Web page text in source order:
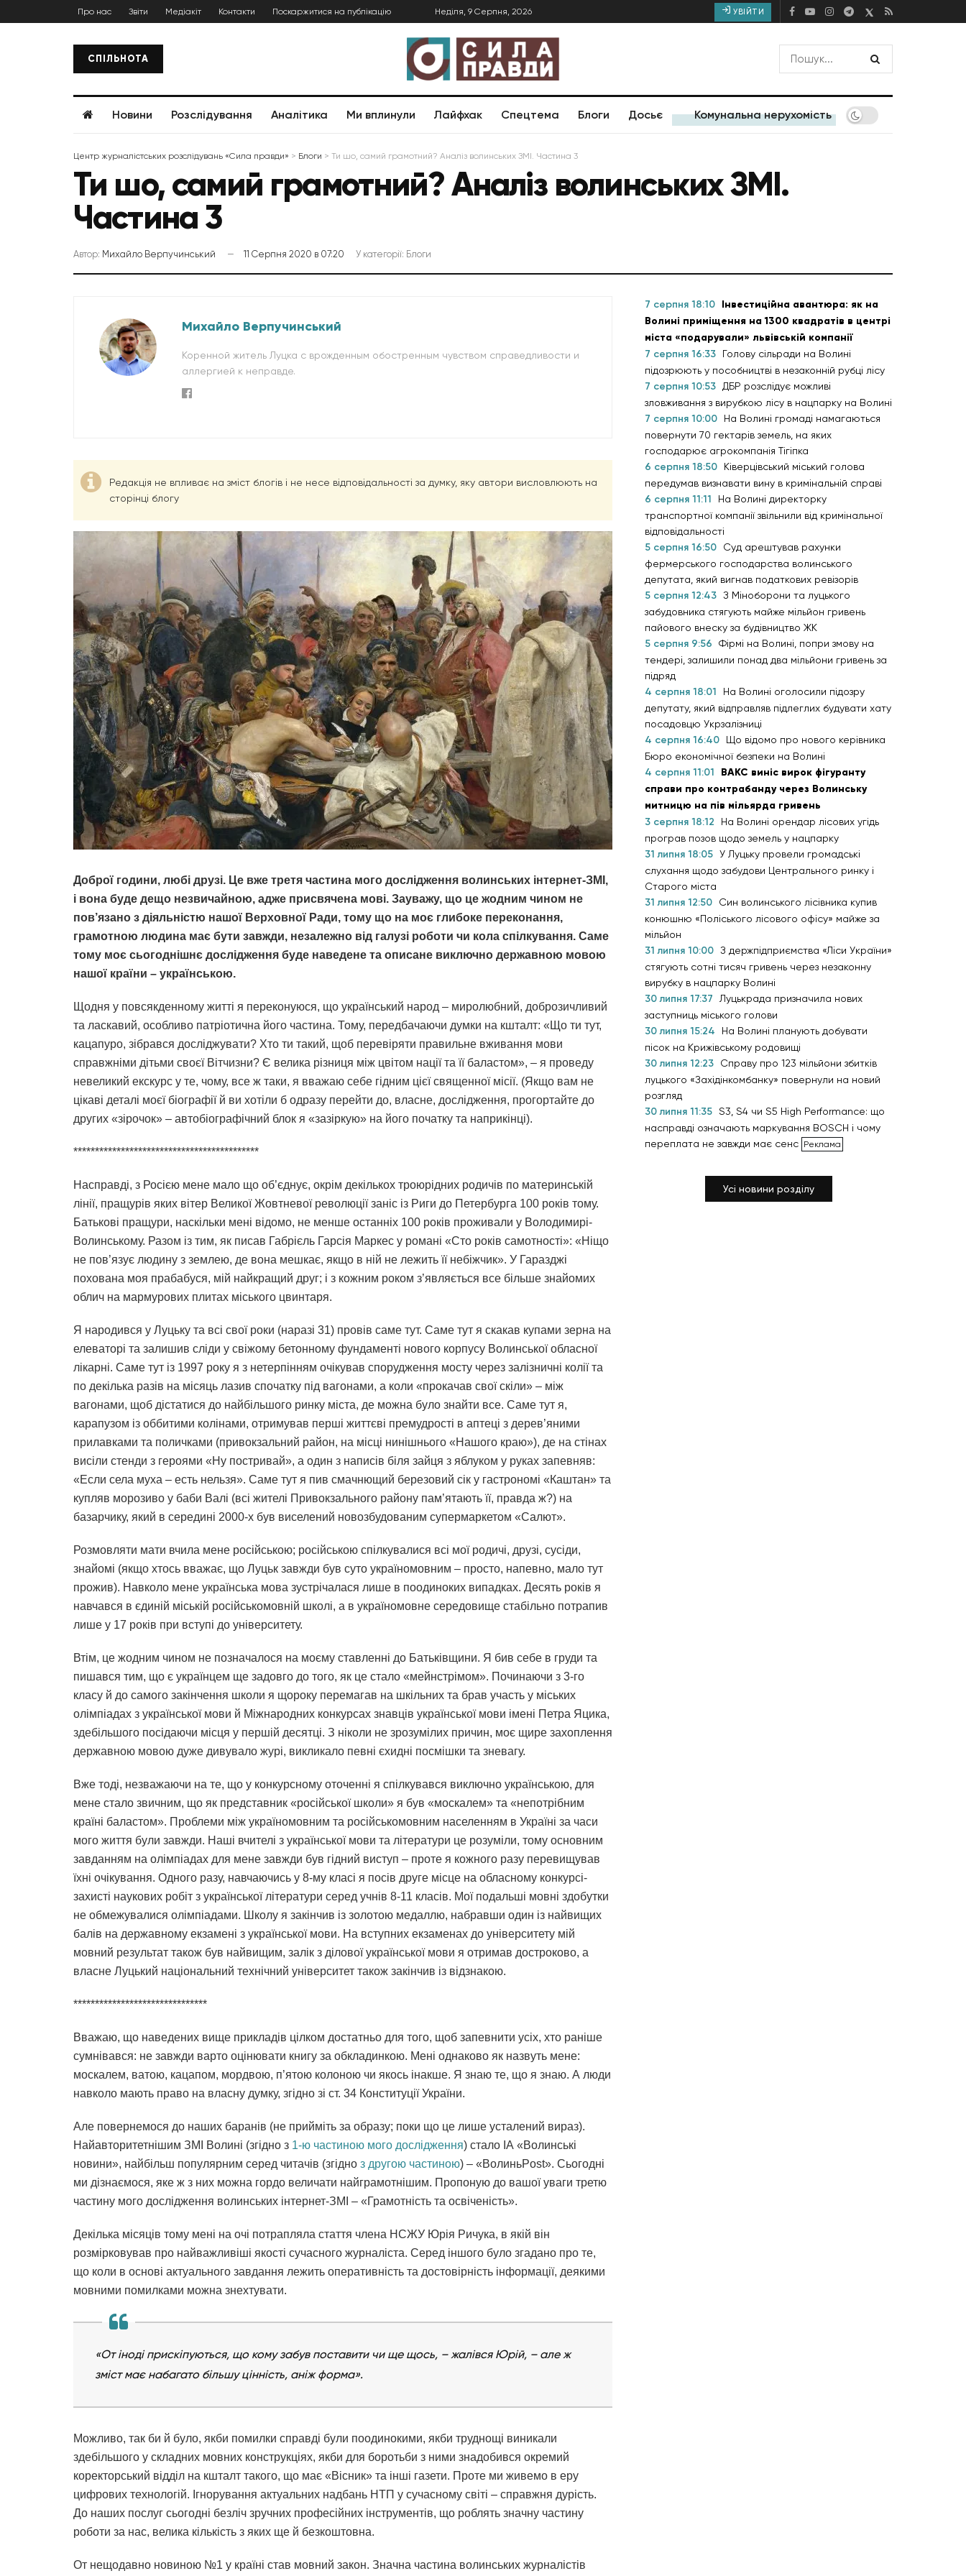
Про нас Звіти Медіакіт Контакти Поскаржитися на публікацію Неділя, 9 Серпня, 2026 УВІЙТИ
СПІЛЬНОТА
Новини Розслідування Аналітика Ми вплинули Лайфхак Спецтема Блоги Досьє Комунальна нерухомість
Центр журналістських розслідувань «Сила правди» > Блоги > Ти шо, самий грамотний? Аналіз волинських ЗМІ. Частина 3
Ти шо, самий грамотний? Аналіз волинських ЗМІ.
Частина 3
Автор: Михайло Верпучинський 11 Серпня 2020 в 07:20 У категорії: Блоги
Михайло Верпучинський
Коренной житель Луцка с врожденным обостренным чувством справедливости и
аллергией к неправде.
Редакція не впливає на зміст блогів і не несе відповідальності за думку, яку автори висловлюють на
сторінці блогу
Доброї години, любі друзі. Це вже третя частина мого дослідження волинських інтернет-ЗМІ,
і вона буде дещо незвичайною, адже присвячена мові. Зауважу, що це жодним чином не
пов’язано з діяльністю нашої Верховної Ради, тому що на моє глибоке переконання,
грамотною людина має бути завжди, незалежно від галузі роботи чи кола спілкування. Саме
тому моє сьогоднішнє дослідження буде наведене та описане виключно державною мовою
нашої країни – українською.
Щодня у повсякденному житті я переконуюся, що український народ – миролюбний, доброзичливий
та ласкавий, особливо патріотична його частина. Тому, передбачаючи думки на кшталт: «Що ти тут,
кацапуро, зібрався досліджувати? Хто ти такий, щоб перевіряти правильне вживання мови
справжніми дітьми своєї Вітчизни? Є велика різниця між цвітом нації та її баластом», – я проведу
невеликий екскурс у те, чому, все ж таки, я вважаю себе гідним цієї священної місії. (Якщо вам не
цікаві деталі моєї біографії й ви хотіли б одразу перейти до, власне, дослідження, прогортайте до
других «зірочок» – автобіографічний блок я «зазіркую» на його початку та наприкінці).
*******************************************
Насправді, з Росією мене мало що об’єднує, окрім декількох троюрідних родичів по материнській
лінії, пращурів яких вітер Великої Жовтневої революції заніс із Риги до Петербурга 100 років тому.
Батькові пращури, наскільки мені відомо, не менше останніх 100 років проживали у Володимирі-
Волинському. Разом із тим, як писав Габрієль Гарсія Маркес у романі «Сто років самотності»: «Ніщо
не пов’язує людину з землею, де вона мешкає, якщо в ній не лежить її небіжчик». У Гаразджі
похована моя прабабуся, мій найкращий друг; і з кожним роком з’являється все більше знайомих
облич на мармурових плитах міського цвинтаря.
Я народився у Луцьку та всі свої роки (наразі 31) провів саме тут. Саме тут я скакав купами зерна на
елеваторі та залишив сліди у свіжому бетонному фундаменті нового корпусу Волинської обласної
лікарні. Саме тут із 1997 року я з нетерпінням очікував спорудження мосту через залізничні колії та
по декілька разів на місяць лазив спочатку під вагонами, а коли «прокачав свої скіли» – між
вагонами, щоб дістатися до найбільшого ринку міста, де можна було знайти все. Саме тут я,
карапузом із оббитими колінами, отримував перші життєві премудрості в аптеці з дерев’яними
прилавками та поличками (привокзальний район, на місці нинішнього «Нашого краю»), де на стінах
висіли стенди з героями «Ну постривай», а один з написів біля зайця з яблуком у руках запевняв:
«Если села муха – есть нельзя». Саме тут я пив смачнющий березовий сік у гастрономі «Каштан» та
купляв морозиво у баби Валі (всі жителі Привокзального району пам’ятають її, правда ж?) на
базарчику, який в середині 2000-х був виселений новозбудованим супермаркетом «Салют».
Розмовляти мати вчила мене російською; російською спілкувалися всі мої родичі, друзі, сусіди,
знайомі (якщо хтось вважає, що Луцьк завжди був суто україномовним – просто, напевно, мало тут
прожив). Навколо мене українська мова зустрічалася лише в поодиноких випадках. Десять років я
навчався в єдиній міській російськомовній школі, а в україномовне середовище стабільно потрапив
лише у 17 років при вступі до університету.
Втім, це жодним чином не позначалося на моєму ставленні до Батьківщини. Я бив себе в груди та
пишався тим, що є українцем ще задовго до того, як це стало «мейнстрімом». Починаючи з 3-го
класу й до самого закінчення школи я щороку перемагав на шкільних та брав участь у міських
олімпіадах з української мови й Міжнародних конкурсах знавців української мови імені Петра Яцика,
здебільшого посідаючи місця у першій десятці. З ніколи не зрозумілих причин, моє щире захоплення
державною мовою дуже дивувало журі, викликало певні єхидні посмішки та зневагу.
Вже тоді, незважаючи на те, що у конкурсному оточенні я спілкувався виключно українською, для
мене стало звичним, що як представник «російської школи» я був «москалем» та «непотрібним
країні баластом». Проблеми між україномовним та російськомовним населенням в Україні за часи
мого життя були завжди. Наші вчителі з української мови та літератури це розуміли, тому основним
завданням на олімпіадах для мене завжди був гідний виступ – проте я кожного разу перевищував
їхні очікування. Одного разу, навчаючись у 8-му класі я посів друге місце на обласному конкурсі-
захисті наукових робіт з української літератури серед учнів 8-11 класів. Мої подальші мовні здобутки
не обмежувалися олімпіадами. Школу я закінчив із золотою медаллю, набравши один із найвищих
балів на державному екзамені з української мови. На вступних екзаменах до університету мій
мовний результат також був найвищим, залік з ділової української мови я отримав достроково, а
власне Луцький національний технічний університет також закінчив із відзнакою.
*******************************
Вважаю, що наведених вище прикладів цілком достатньо для того, щоб запевнити усіх, хто раніше
сумнівався: не завжди варто оцінювати книгу за обкладинкою. Мені однаково як назвуть мене:
москалем, ватою, кацапом, мордвою, п’ятою колоною чи якось інакше. Я знаю те, що я знаю. А люди
навколо мають право на власну думку, згідно зі ст. 34 Конституції України.
Але повернемося до наших баранів (не прийміть за образу; поки що це лише усталений вираз).
Найавторитетнішим ЗМІ Волині (згідно з 1-ю частиною мого дослідження) стало ІА «Волинські
новини», найбільш популярним серед читачів (згідно з другою частиною) – «ВолиньPost». Сьогодні
ми дізнаємося, яке ж з них можна гордо величати найграмотнішим. Пропоную до вашої уваги третю
частину мого дослідження волинських інтернет-ЗМІ – «Грамотність та освіченість».
Декілька місяців тому мені на очі потрапляла стаття члена НСЖУ Юрія Ричука, в якій він
розмірковував про найважливіші якості сучасного журналіста. Серед іншого було згадано про те,
що коли в основі актуального завдання лежить оперативність та достовірність інформації, деякими
мовними помилками можна знехтувати.
«От іноді прискіпуються, що кому забув поставити чи ще щось, – жалівся Юрій, – але ж
зміст має набагато більшу цінність, аніж форма».
Можливо, так би й було, якби помилки справді були поодинокими, якби труднощі виникали
здебільшого у складних мовних конструкціях, якби для боротьби з ними знадобився окремий
коректорський відділ на кшталт такого, що має «Вісник» та інші газети. Проте ми живемо в еру
цифрових технологій. Ігнорування актуальних надбань НТП у сучасному світі – справжня дурість.
До наших послуг сьогодні безліч зручних професійних інструментів, що роблять значну частину
роботи за нас, велика кількість з яких ще й безкоштовна.
От нещодавно новиною №1 у країні став мовний закон. Значна частина волинських журналістів
7 серпня 18:10 Інвестиційна авантюра: як на
Волині приміщення на 1300 квадратів в центрі
міста «подарували» львівській компанії
7 серпня 16:33
Голову сільради на Волині
підозрюють у пособництві в незаконній рубці лісу
7 серпня 10:53 ДБР розслідує можливі
зловживання з вирубкою лісу в нацпарку на Волині
7 серпня 10:00
На Волині громаді намагаються
повернути 70 гектарів земель, на яких
господарює агрокомпанія Тігіпка
6 серпня 18:50
Ківерцівський міський голова
передумав визнавати вину в кримінальній справі
6 серпня 11:11
На Волині директорку
транспортної компанії звільнили від кримінальної
відповідальності
5 серпня 16:50
Суд арештував рахунки
фермерського господарства волинського
депутата, який вигнав податкових ревізорів
5 серпня 12:43 З Міноборони та луцького
забудовника стягують майже мільйон гривень
пайового внеску за будівництво ЖК
5 серпня 9:56
Фірмі на Волині, попри змову на
тендері, залишили понад два мільйони гривень за
підряд
4 серпня 18:01
На Волині оголосили підозру
депутату, який відправляв підлеглих будувати хату
посадовцю Укрзалізниці
4 серпня 16:40
Що відомо про нового керівника
Бюро економічної безпеки на Волині
4 серпня 11:01
ВАКС виніс вирок фігуранту
справи про контрабанду через Волинську
митницю на пів мільярда гривень
3 серпня 18:12
На Волині орендар лісових угідь
програв позов щодо земель у нацпарку
31 липня 18:05 У Луцьку провели громадські
слухання щодо забудови Центрального ринку і
Старого міста
31 липня 12:50
Син волинського лісівника купив
конюшню «Поліського лісового офісу» майже за
мільйон
31 липня 10:00 З держпідприємства «Ліси України»
стягують сотні тисяч гривень через незаконну
вирубку в нацпарку Волині
30 липня 17:37
Луцькрада призначила нових
заступниць міського голови
30 липня 15:24
На Волині планують добувати
пісок на Крижівському родовищі
30 липня 12:23
Справу про 123 мільйони збитків
луцького «Західінкомбанку» повернули на новий
розгляд
30 липня 11:35 S3, S4 чи S5 High Performance: що
насправді означають маркування BOSCH і чому
переплата не завжди має сенс
Усі новини розділу